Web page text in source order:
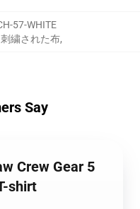
57-WHITE
繍された布,
Say
Crew Gear 5
shirt